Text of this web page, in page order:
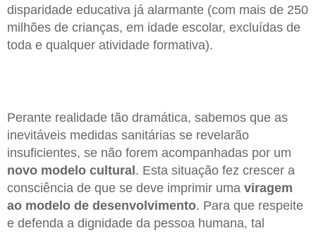
disparidade educativa já alarmante (com mais de 250
milhões de crianças, em idade escolar, excluídas de
toda e qualquer atividade formativa).
Perante realidade tão dramática, sabemos que as
inevitáveis medidas sanitárias se revelarão
insuficientes, se não forem acompanhadas por um
novo modelo cultural . Esta situação fez crescer a
consciência de que se deve imprimir uma viragem
ao modelo de desenvolvimento. Para que respeite
e defenda a dignidade da pessoa humana, tal